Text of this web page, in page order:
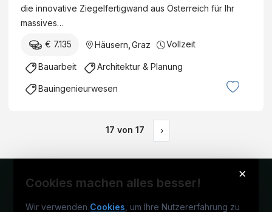
die innovative Ziegelfertigwand aus Österreich für Ihr
massives…
€ 7.135 Häusern,Graz Vollzeit
Bauarbeit Architektur & Planung
Bauingenieurwesen
17 von 17 ›
×
Cookies machen alles besser!
Wir verwenden Cookies , um Ihre Nutzererfahrung zu